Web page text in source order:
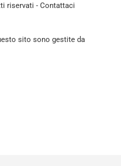
riservati - Contattaci
sito sono gestite da